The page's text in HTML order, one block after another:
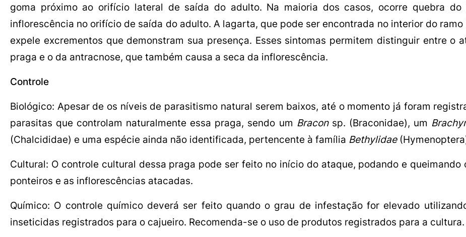
goma próximo ao orifício lateral de saída do adulto. Na maioria dos casos, ocorre quebra do
inflorescência no orifício de saída do adulto. A lagarta, que pode ser encontrada no interior do ramo
expele excrementos que demonstram sua presença. Esses sintomas permitem distinguir entre o
praga e o da antracnose, que também causa a seca da inflorescência.
Controle
Biológico: Apesar de os níveis de parasitismo natural serem baixos, até o momento já foram
parasitas que controlam naturalmente essa praga, sendo um Braconsp. (Braconidae), um
(Chalcididae) e uma espécie ainda não identificada, pertencente à família Bethylidae
Cultural: O controle cultural dessa praga pode ser feito no início do ataque, podando e queimando
ponteiros e as inflorescências atacadas.
Químico: O controle químico deverá ser feito quando o grau de infestação for elevado
inseticidas registrados para o cajueiro. Recomenda-se o uso de produtos registrados para a cultura.